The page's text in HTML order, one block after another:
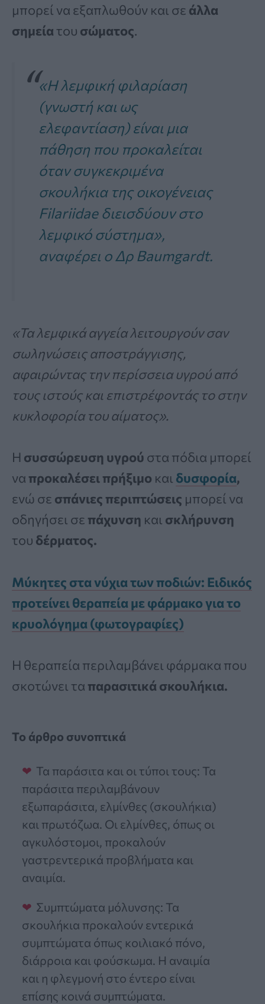
μπορεί να εξαπλωθούν και σε άλλα
σημεία του σώματος.
«Η λεμφική φιλαρίαση
(γνωστή και ως
ελεφαντίαση) είναι μια
πάθηση που προκαλείται
όταν συγκεκριμένα
σκουλήκια της οικογένειας
Filariidae διεισδύουν στο
λεμφικό σύστημα»,
αναφέρει ο Δρ Baumgardt.
«Τα λεμφικά αγγεία λειτουργούν σαν
σωληνώσεις αποστράγγισης,
αφαιρώντας την περίσσεια υγρού από
τους ιστούς και επιστρέφοντάς το στην
κυκλοφορία του αίματος».
Η συσσώρευση υγρού στα πόδια μπορεί
να προκαλέσει πρήξιμο και δυσφορία,
ενώ σε σπάνιες περιπτώσεις μπορεί να
οδηγήσει σε πάχυνση και σκλήρυνση
του δέρματος.
Μύκητες στα νύχια των ποδιών: Ειδικός
προτείνει θεραπεία με φάρμακο για το
κρυολόγημα (φωτογραφίες)
Η θεραπεία περιλαμβάνει φάρμακα που
σκοτώνει τα παρασιτικά σκουλήκια.
Το άρθρο συνοπτικά
Τα παράσιτα και οι τύποι τους: Τα
παράσιτα περιλαμβάνουν
εξωπαράσιτα, ελμίνθες (σκουλήκια)
και πρωτόζωα. Οι ελμίνθες, όπως οι
αγκυλόστομοι, προκαλούν
γαστρεντερικά προβλήματα και
αναιμία.
Συμπτώματα μόλυνσης: Τα
σκουλήκια προκαλούν εντερικά
συμπτώματα όπως κοιλιακό πόνο,
διάρροια και φούσκωμα. Η αναιμία
και η φλεγμονή στο έντερο είναι
επίσης κοινά συμπτώματα.